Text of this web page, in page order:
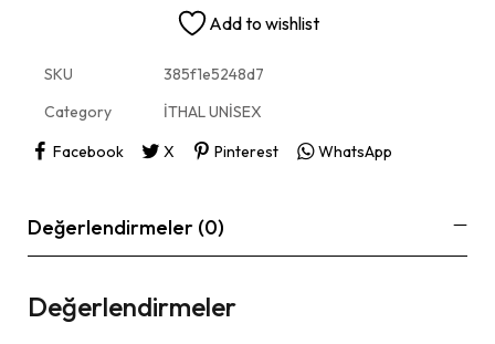
Add to wishlist
SKU
385f1e5248d7
Category
İTHAL UNİSEX
Facebook
X Pinterest WhatsApp
Değerlendirmeler (0)
Değerlendirmeler